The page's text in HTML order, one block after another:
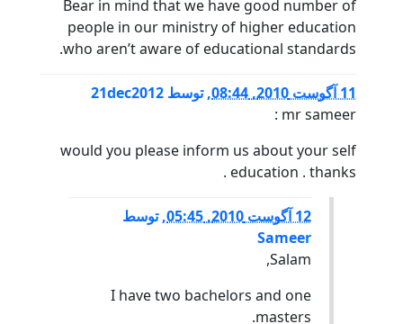
Bear in mind that we have good number of
people in our ministry of higher education
who aren’t aware of educational standards.
11 آگوست 2010, 08:44 ,توسط 21dec2012
mr sameer :
would you please inform us about your self
education . thanks .
12 آگوست 2010, 05:45 ,توسط
Sameer
Salam,
I have two bachelors and one
masters.